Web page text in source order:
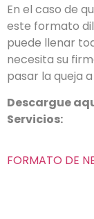
En el caso de
este formato
puede llenar
necesita su
pasar la queja
Descargue
Servicios:
FORMATO DE